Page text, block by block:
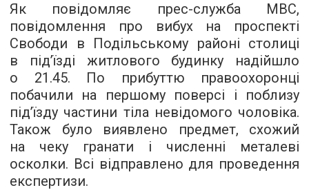
Як повідомляє прес-служба МВС,
повідомлення про вибух на проспекті
Свободи в Подільському районі столиці
в під’їзді житлового будинку надійшло
о 21.45. По прибуттю правоохоронці
побачили на першому поверсі і поблизу
під’їзду частини тіла невідомого чоловіка.
Також було виявлено предмет, схожий
на чеку гранати і численні металеві
осколки. Всі відправлено для проведення
експертизи.